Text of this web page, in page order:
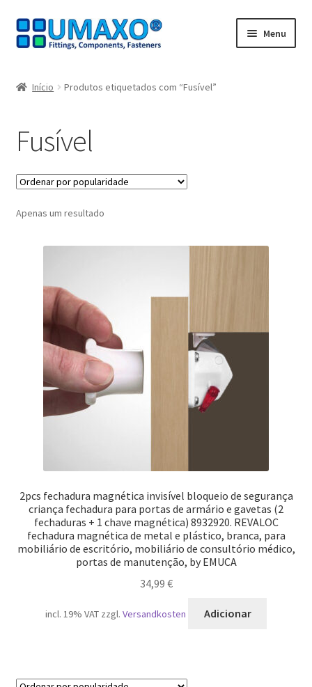
Ir
para
Saltar
para
Menu
Caixa registadora
Carrinho de compras
Contate agora
Navegação
Nossos parceiros
Política de cancelamento
Proteção de dados
TERMOS
Início Produtos etiquetados com “Fusível”
Fusível
Apenas um resultado
2pcs fechadura magnética invisível bloqueio de segurança
criança fechadura para portas de armário e gavetas (2
fechaduras + 1 chave magnética) 8932920. REVALOC
fechadura magnética de metal e plástico, branca, para
mobiliário de escritório, mobiliário de consultório médico,
portas de manutenção, by EMUCA
34,99 €
incl. 19% VAT zzgl. Versandkosten Adicionar